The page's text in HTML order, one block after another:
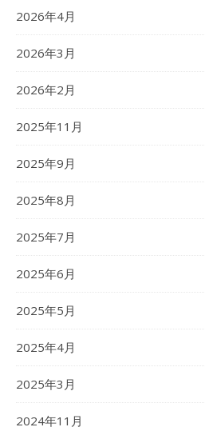
2026年4月
2026年3月
2026年2月
2025年11月
2025年9月
2025年8月
2025年7月
2025年6月
2025年5月
2025年4月
2025年3月
2024年11月